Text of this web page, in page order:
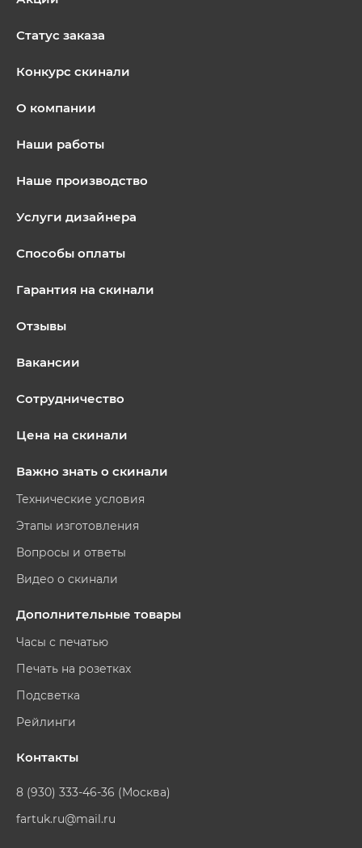
Статус заказа
Конкурс скинали
О компании
Наши работы
Наше производство
Услуги дизайнера
Способы оплаты
Гарантия на скинали
Отзывы
Вакансии
Сотрудничество
Цена на скинали
Важно знать о скинали
Технические условия
Этапы изготовления
Вопросы и ответы
Видео о скинали
Дополнительные товары
Часы с печатью
Печать на розетках
Подсветка
Рейлинги
Контакты
8 (930) 333-46-36 (Москва)
fartuk.ru@mail.ru